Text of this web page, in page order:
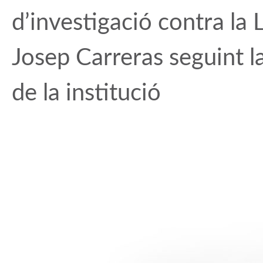
d’investigació contra la
Josep Carreras seguint
de la institució